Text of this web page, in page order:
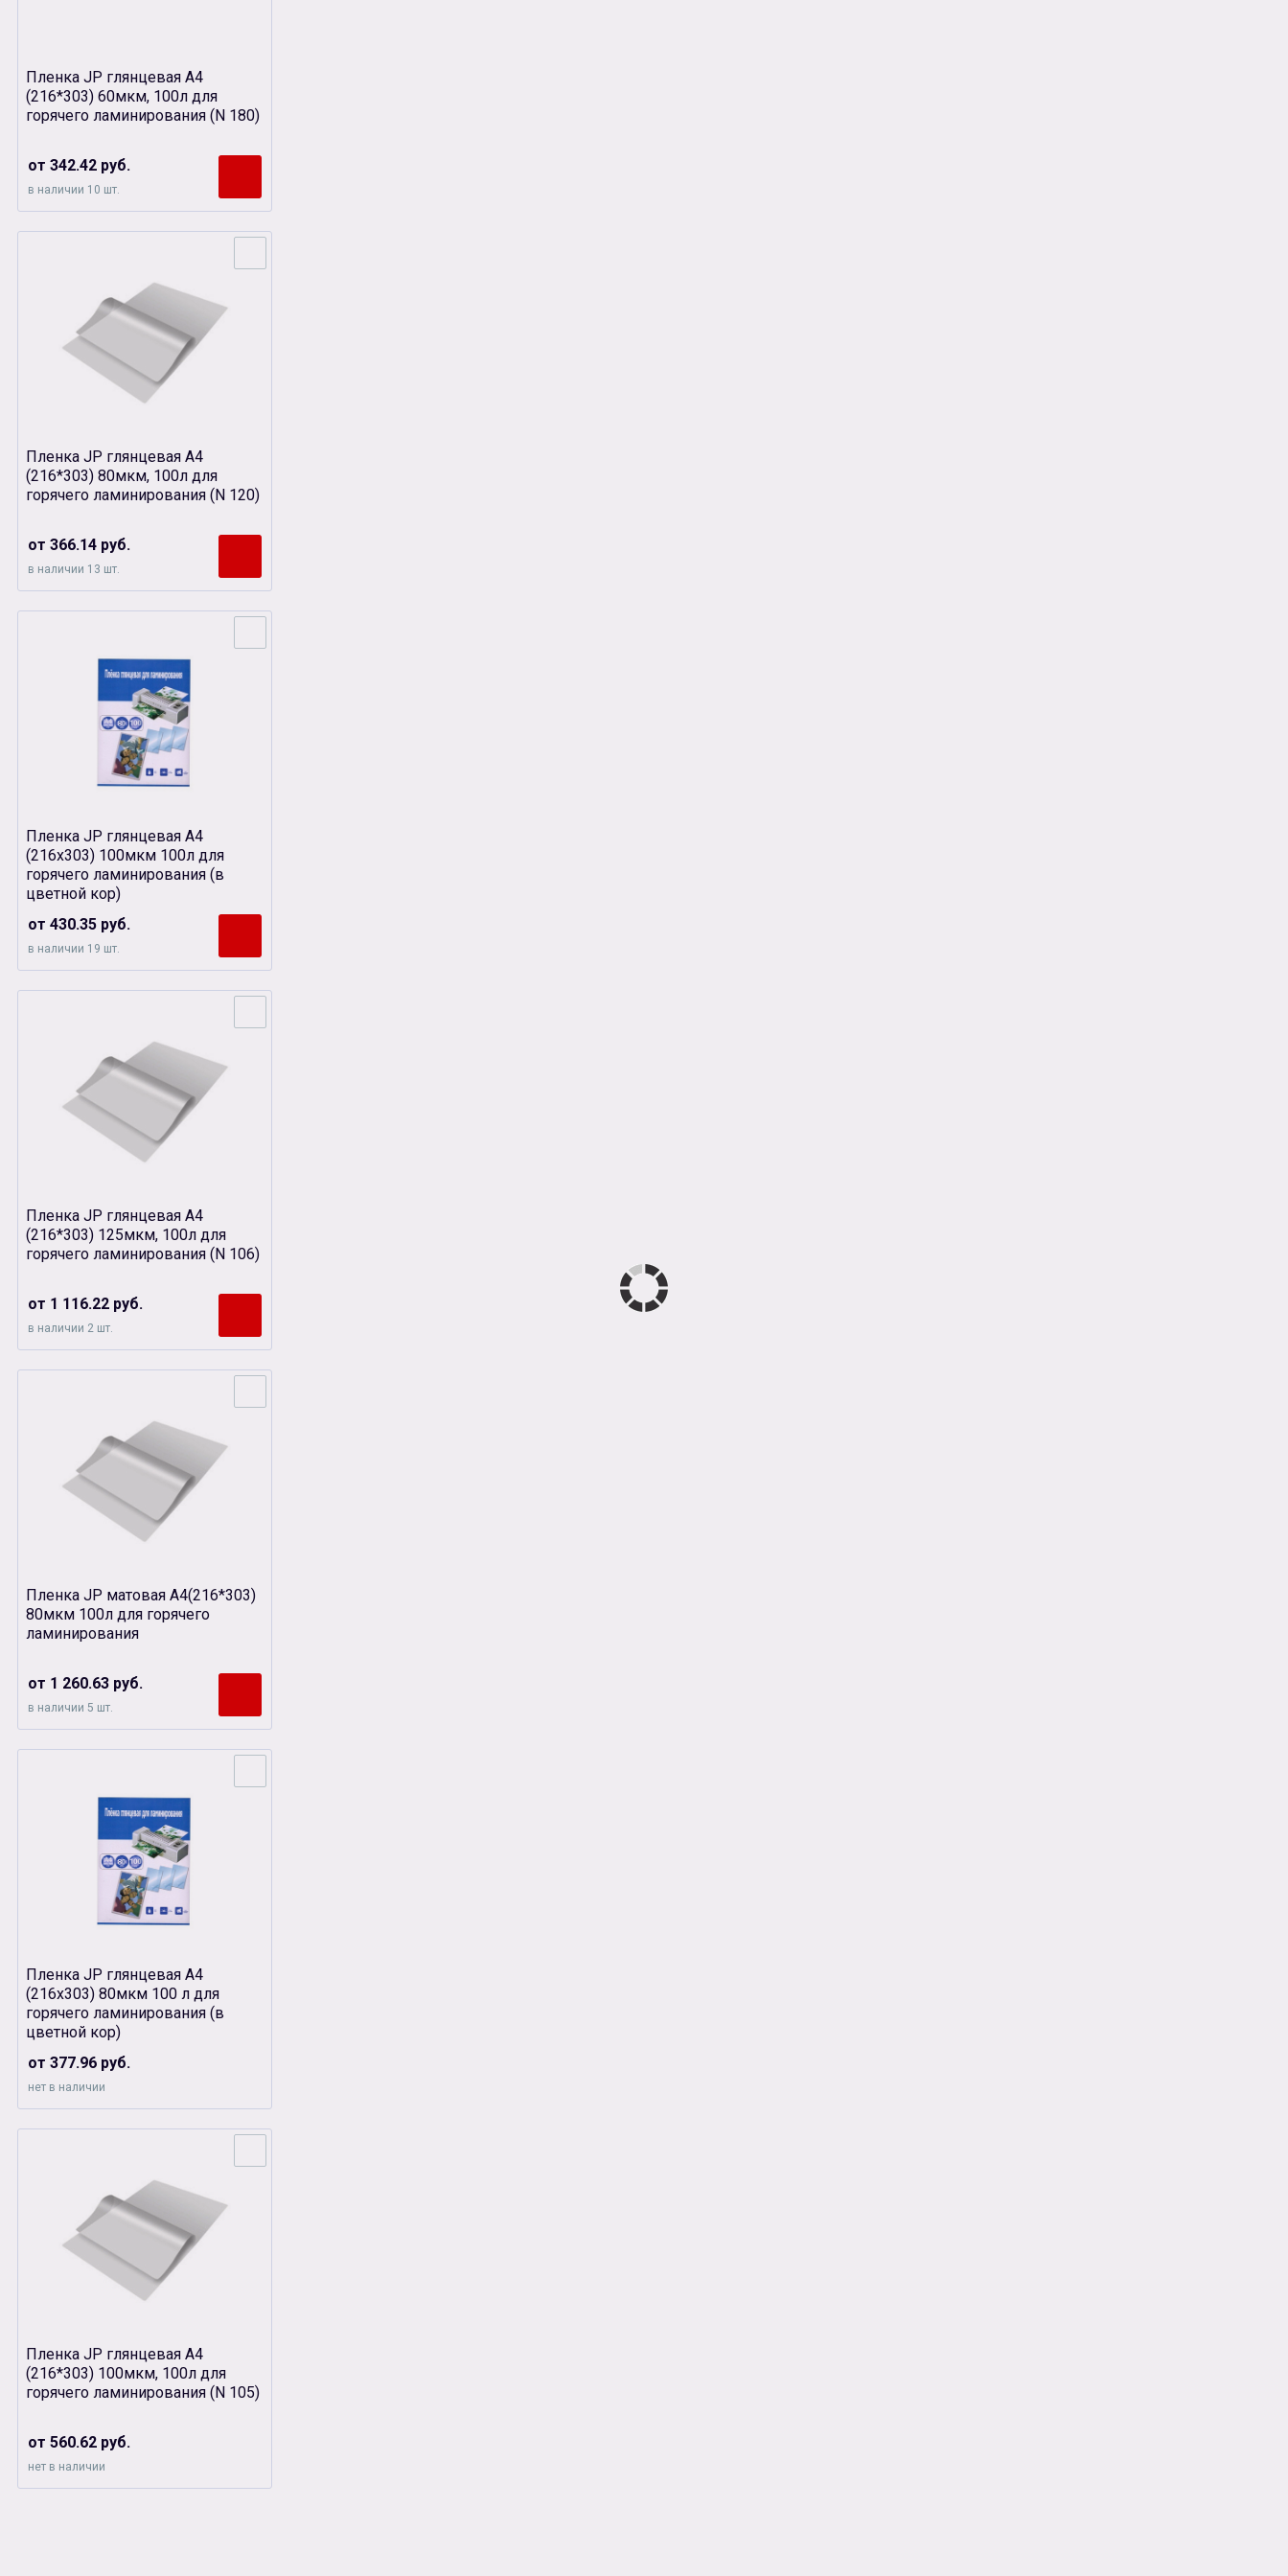
Пленка JP глянцевая А4
(216*303) 60мкм, 100л для
горячего ламинирования (N 180)
от 342.42 руб.
в наличии 10 шт.
Пленка JP глянцевая А4
(216*303) 80мкм, 100л для
горячего ламинирования (N 120)
от 366.14 руб.
в наличии 13 шт.
Пленка JP глянцевая А4
(216х303) 100мкм 100л для
горячего ламинирования (в
цветной кор)
от 430.35 руб.
в наличии 19 шт.
Пленка JP глянцевая А4
(216*303) 125мкм, 100л для
горячего ламинирования (N 106)
от 1 116.22 руб.
в наличии 2 шт.
Пленка JP матовая А4(216*303)
80мкм 100л для горячего
ламинирования
от 1 260.63 руб.
в наличии 5 шт.
Пленка JP глянцевая А4
(216х303) 80мкм 100 л для
горячего ламинирования (в
цветной кор)
от 377.96 руб.
нет в наличии
Пленка JP глянцевая А4
(216*303) 100мкм, 100л для
горячего ламинирования (N 105)
от 560.62 руб.
нет в наличии